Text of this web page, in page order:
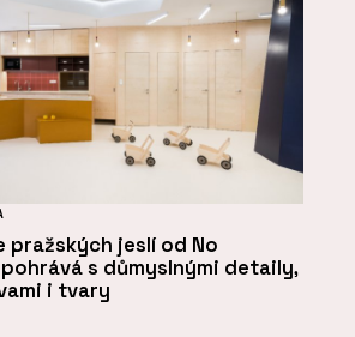
pražských jeslí od No
s důmyslnými detaily,
i tvary